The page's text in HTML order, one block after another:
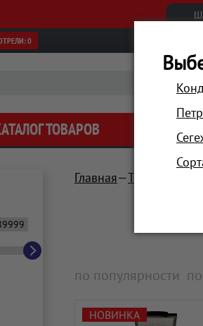
0
ТОВАРОВ АКЦИИ
Главная Техника для
по популярности
НОВИНКА